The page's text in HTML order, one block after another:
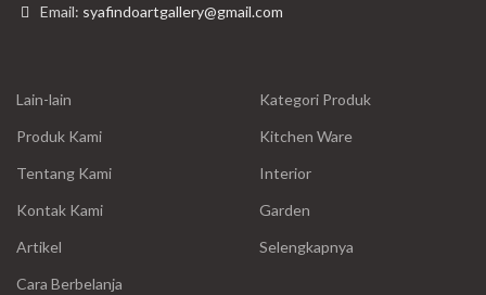
Email: syafindoartgallery@gmail.com
Lain-lain
Produk Kami
Tentang Kami
Kontak Kami
Artikel
Cara Berbelanja
Kategori Produk
Kitchen Ware
Interior
Garden
Selengkapnya